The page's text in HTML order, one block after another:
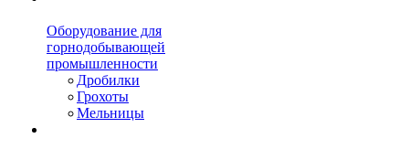
Оборудование для
горнодобывающей
промышленности
Дробилки
Грохоты
Мельницы